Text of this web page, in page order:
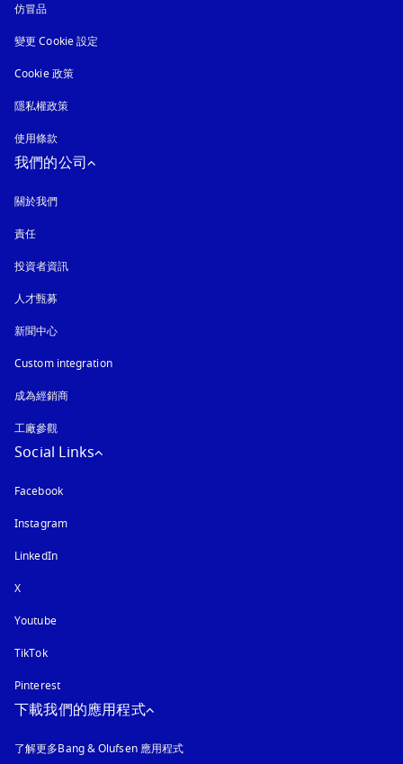
仿冒品
變更 Cookie 設定
Cookie 政策以新標籤頁開啟
隱私權政策
使用條款
我們的公司
關於我們
責任
投資者資訊
人才甄募
新聞中心
Custom integration
成為經銷商
工廠參觀
Social Links
Facebook
Instagram以新標籤頁開啟
LinkedIn
X
Youtube以新標籤頁開啟
TikTok
Pinterest
下載我們的應用程式
了解更多Bang & Olufsen 應用程式